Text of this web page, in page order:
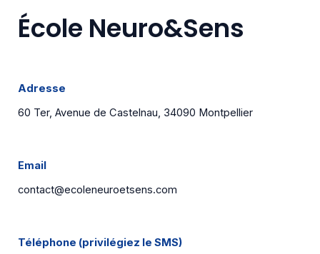
École Neuro&Sens
Adresse
60 Ter, Avenue de Castelnau, 34090 Montpellier
Email
contact@ecoleneuroetsens.com
Téléphone (privilégiez le SMS)